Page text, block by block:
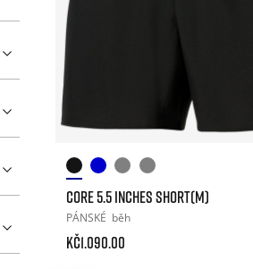
CORE 5.5 INCHES SHORT(M)
PÁNSKÉ běh
Kč1.090.00